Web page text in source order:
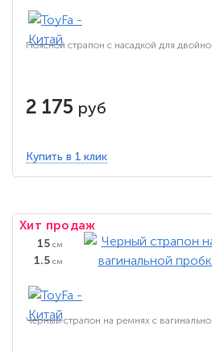
Поясной страпон с насадкой для
2 175 руб
Купить в 1 клик
Хит продаж
15 см
1.5 см
Черный страпон на ремнях с